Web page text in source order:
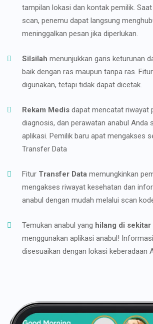
tampilan lokasi dan kontak pemilik.
scan, penemu dapat langsung
meninggalkan pesan jika diperlukan.
Silsilah menunjukkan garis keturunan
baik dengan ras maupun tanpa ras.
digunakan, tetapi tidak dapat dicetak.
Rekam Medis dapat mencatat riwayat
diagnosis, dan perawatan anabul Anda
aplikasi. Pemilik baru apat mengakses
Transfer Data
Fitur Transfer Data memungkinkan
mengakses riwayat kesehatan dan
anabul dengan mudah melalui scan
Temukan anabul yang hilang di sekitar
menggunakan aplikasi anabul!
disesuaikan dengan lokasi keberadaan